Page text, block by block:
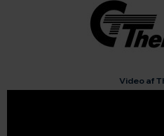
Video af